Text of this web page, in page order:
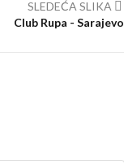
SLEDEĆA SLIKA
Club Rupa - Sarajevo